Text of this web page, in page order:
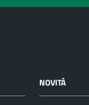
NOVITÀ